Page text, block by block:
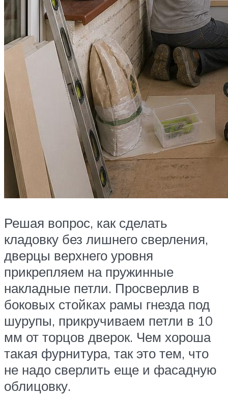
Решая вопрос, как сделать
кладовку без лишнего сверления,
дверцы верхнего уровня
прикрепляем на пружинные
накладные петли. Просверлив в
боковых стойках рамы гнезда под
шурупы, прикручиваем петли в 10
мм от торцов дверок. Чем хороша
такая фурнитура, так это тем, что
не надо сверлить еще и фасадную
облицовку.